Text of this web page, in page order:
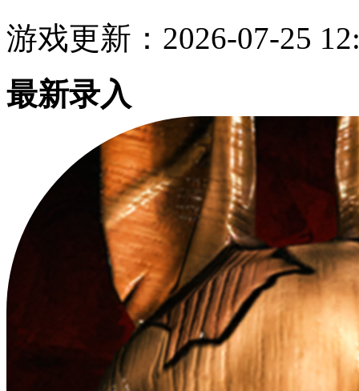
游戏更新： 2026-07-25
最新录入